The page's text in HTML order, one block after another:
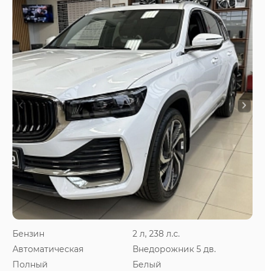
Бензин
2 л, 238 л.с.
Автоматическая
Внедорожник 5 дв.
Полный
Белый